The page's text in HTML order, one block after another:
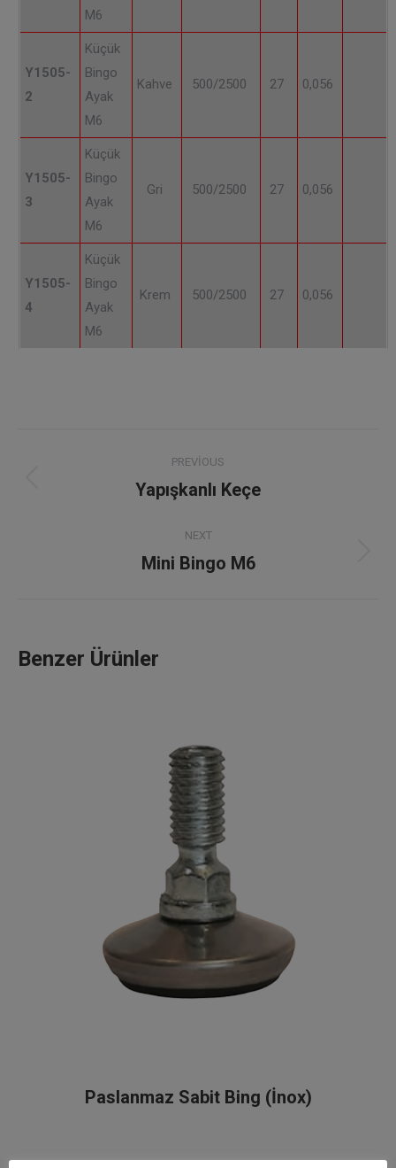
M6
Y1505-
2
Küçük
Bingo
Ayak
M6
Kahve 500/2500 27 0,056
Y1505-
3
Küçük
Bingo
Ayak
M6
Gri 500/2500 27 0,056
Y1505-
4
Küçük
Bingo
Ayak
M6
Krem 500/2500 27 0,056
navigation
PREVIOUS
Previous
Yapışkanlı Keçe
NEXT
Next
Mini Bingo M6
Benzer Ürünler
Paslanmaz Sabit Bing (İnox)